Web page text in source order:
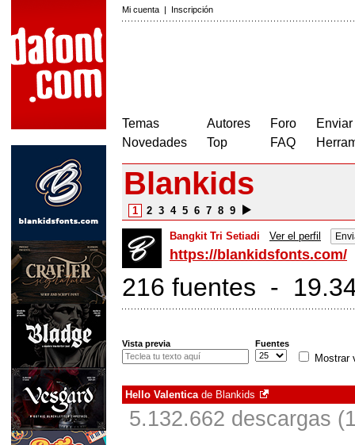
Mi cuenta | Inscripción
Temas
Novedades
Autores
Top
Foro
FAQ
Blankids
1 2 3 4 5 6 7 8 9
Bangkit Tri Setiadi Ver el perfil
https://blankidsfonts.com/
216 fuentes -
Vista previa Fuentes
Mostrar
Hello Valenticade Blankids
5.132.662 descargas